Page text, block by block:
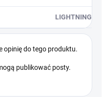
LIGHTNING
opinię do tego produktu.
publikować posty.